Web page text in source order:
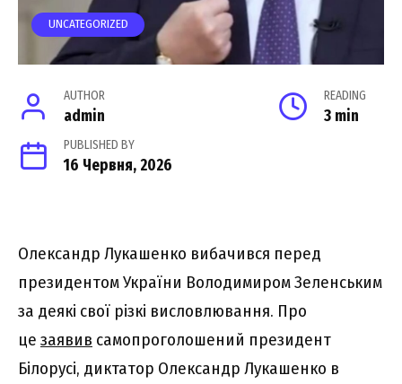
UNCATEGORIZED
AUTHOR
admin
READING
3 min
PUBLISHED BY
16 Червня, 2026
Олександр Лукашенко вибачився перед
президентом України Володимиром Зеленським
за деякі свої різкі висловлювання. Про
це заявив самопроголошений президент
Білорусі, диктатор Олександр Лукашенко в